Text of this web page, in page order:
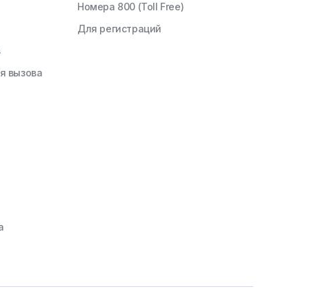
вызова
Номера 800 (Toll Free)
Для регистраций